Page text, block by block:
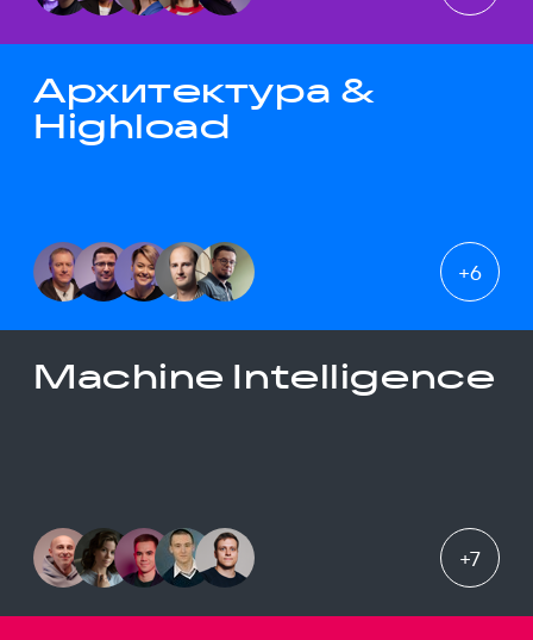
Архитектура &
Highload
+6
Machine Intelligence
+7